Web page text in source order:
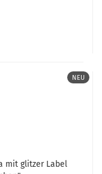
NEU
mit glitzer Label